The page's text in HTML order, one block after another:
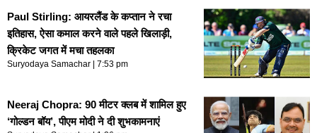
Paul Stirling: आयरलैंड के कप्तान ने रचा
इतिहास, ऐसा कमाल करने वाले पहले खिलाड़ी,
क्रिकेट जगत में मचा तहलका
Suryodaya Samachar 7:53 pm
Neeraj Chopra: 90 मीटर क्लब में शामिल हुए
‘गोल्डन बॉय’, पीएम मोदी ने दी शुभकामनाएं